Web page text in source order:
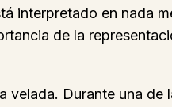
interpretado en nada
de la
Durante una de